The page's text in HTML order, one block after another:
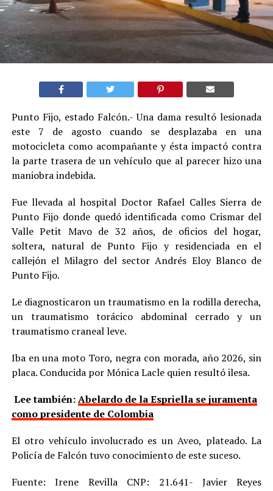
Punto Fijo, estado Falcón.- Una dama resultó lesionada
este 7 de agosto cuando se desplazaba en una
motocicleta como acompañante y ésta impactó contra
la parte trasera de un vehículo que al parecer hizo una
maniobra indebida.
Fue llevada al hospital Doctor Rafael Calles Sierra de
Punto Fijo donde quedó identificada como Crismar del
Valle Petit Mavo de 32 años, de oficios del hogar,
soltera, natural de Punto Fijo y residenciada en el
callejón el Milagro del sector Andrés Eloy Blanco de
Punto Fijo.
Le diagnosticaron un traumatismo en la rodilla derecha,
un traumatismo torácico abdominal cerrado y un
traumatismo craneal leve.
Iba en una moto Toro, negra con morada, año 2026, sin
placa. Conducida por Mónica Lacle quien resultó ilesa.
Lee también:Abelardo de la Espriella se juramenta
como presidente de Colombia
El otro vehículo involucrado es un Aveo, plateado. La
Policía de Falcón tuvo conocimiento de este suceso.
Fuente: Irene Revilla CNP: 21.641- Javier Reyes